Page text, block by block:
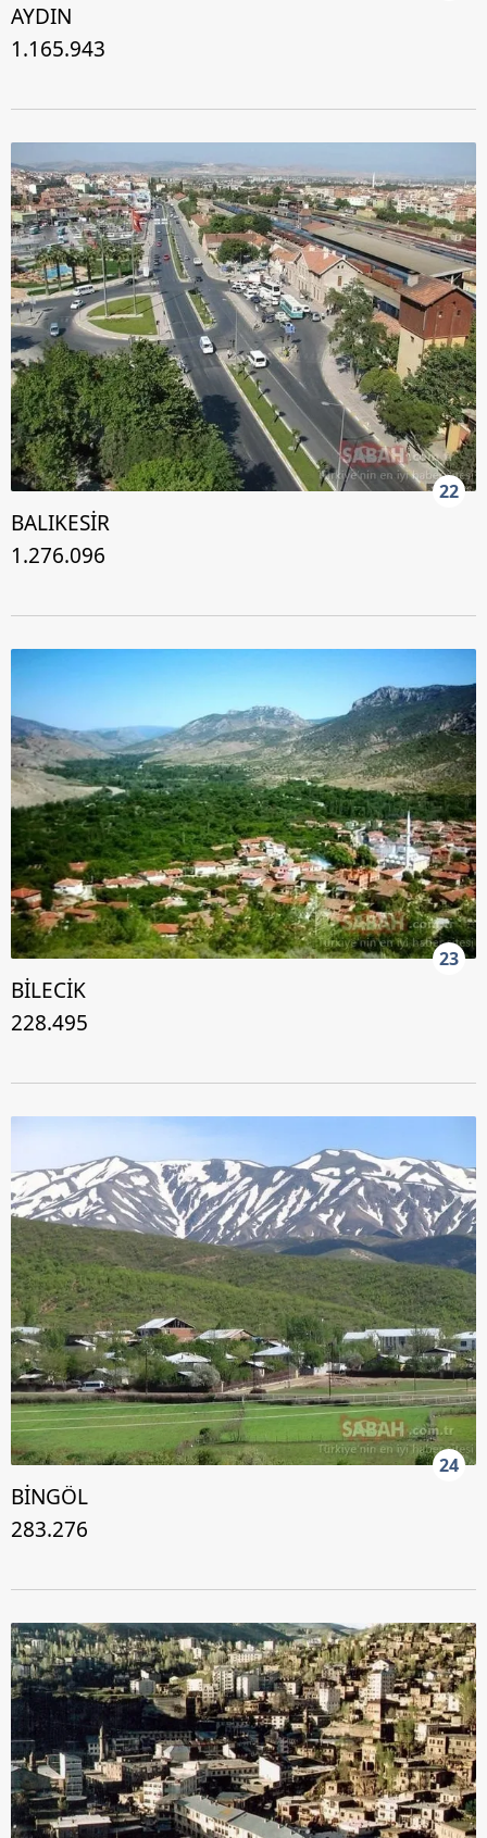
AYDIN
1.165.943
22
BALIKESİR
1.276.096
23
BİLECİK
228.495
24
BİNGÖL
283.276